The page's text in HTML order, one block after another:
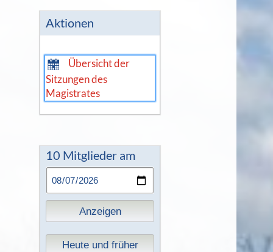
Aktionen
Übersicht der
Sitzungen des
Magistrates
10 Mitglieder am
Anzeigen
Heute und früher